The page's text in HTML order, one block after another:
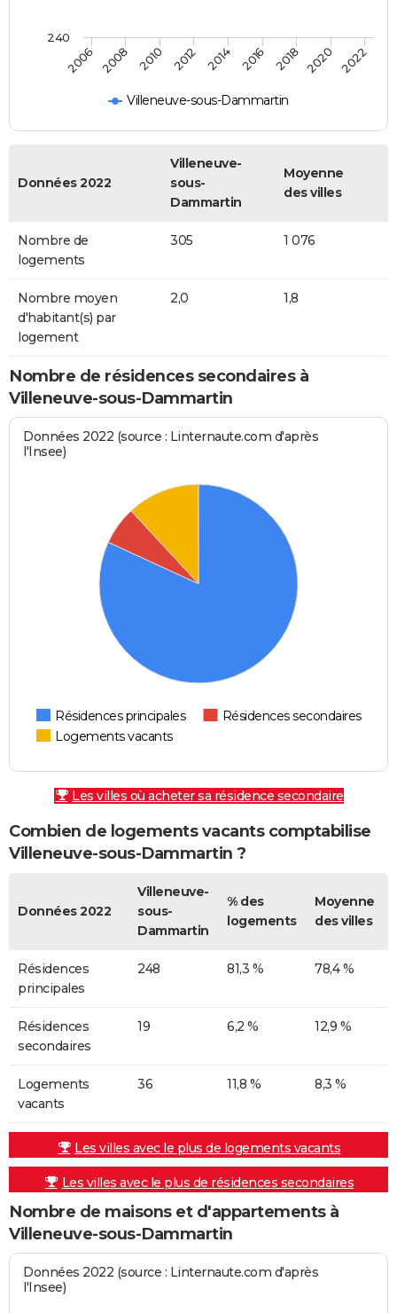
Villeneuve-sous-Dammartin
2006 2008 2010 2012 2014 2016 2018 2020 2022
240
Données 2022
Villeneuve-
sous-
Dammartin
Moyenne
des villes
Nombre de
logements
305 1 076
Nombre moyen
d'habitant(s) par
logement
2,0 1,8
Nombre de résidences secondaires à
Villeneuve-sous-Dammartin
Données 2022 (source : Linternaute.com d'après
l'Insee)
Résidences principales
Résidences secondaires
Logements vacants
Les villes où acheter sa résidence secondaire
Combien de logements vacants comptabilise
Villeneuve-sous-Dammartin ?
Données 2022
Villeneuve-
sous-
Dammartin
% des
logements
Moyenne
des villes
Résidences
principales
248 81,3 % 78,4 %
Résidences
secondaires
19 6,2 % 12,9 %
Logements
vacants
36 11,8 % 8,3 %
Les villes avec le plus de logements vacants
Les villes avec le plus de résidences secondaires
Nombre de maisons et d'appartements à
Villeneuve-sous-Dammartin
Données 2022 (source : Linternaute.com d'après
l'Insee)